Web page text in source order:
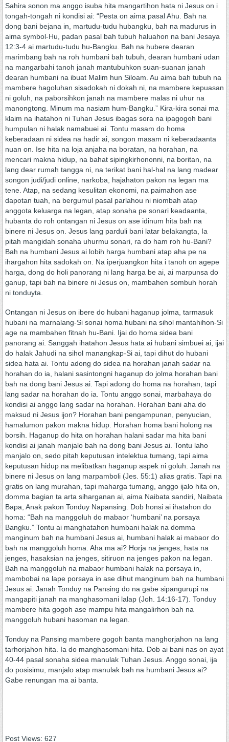
Sahira sonon ma anggo isuba hita mangartihon hata ni Jesus on i
tongah-tongah ni kondisi ai: “Pesta on aima pasal Ahu. Bah na
dong bani bejana in, martudu-tudu hubangku, bah na madurus in
aima symbol-Hu, padan pasal bah tubuh haluahon na bani Jesaya
12:3-4 ai martudu-tudu hu-Bangku. Bah na hubere dearan
marimbang bah na roh humbani bah tubuh, dearan humbani udan
na mangarbahi tanoh janah mantubuhkon suan-suanan janah
dearan humbani na ibuat Malim hun Siloam. Au aima bah tubuh na
mambere hagoluhan sisadokah ni dokah ni, na mambere kepuasan
ni goluh, na paborsihkon janah na mambere malas ni uhur na
manongtong. Minum ma nasiam hum-Bangku.” Kira-kira sonai ma
klaim na ihatahon ni Tuhan Jesus ibagas sora na ipagogoh bani
humpulan ni halak namabuei ai. Tontu masam do homa
keberadaan ni sidea na hadir ai, songon masam ni keberadaanta
nuan on. Ise hita na loja anjaha na boratan, na horahan, na
mencari makna hidup, na bahat sipingkirhononni, na boritan, na
lang dear rumah tangga ni, na terikat bani hal-hal na lang madear
songon judi/judi online, narkoba, hajahaton pakon na legan ma
tene. Atap, na sedang kesulitan ekonomi, na paimahon ase
dapotan tuah, na bergumul pasal parlahou ni niombah atap
anggota keluarga na legan, atap sonaha pe sonari keadaanta,
hubanta do roh ontangan ni Jesus on ase idinum hita bah na
binere ni Jesus on. Jesus lang parduli bani latar belakangta, Ia
pitah mangidah sonaha uhurmu sonari, ra do ham roh hu-Bani?
Bah na humbani Jesus ai lobih harga humbani atap aha pe na
ihargahon hita sadokah on. Na iperjuangkon hita i tanoh on agepe
harga, dong do holi panorang ni lang harga be ai, ai marpunsa do
ganup, tapi bah na binere ni Jesus on, mambahen sombuh horah
ni tonduyta.
Ontangan ni Jesus on ibere do hubani haganup jolma, tarmasuk
hubani na marnalang-Si sonai homa hubani na sihol mantahihon-Si
age na mambahen fitnah hu-Bani. Ijai do homa sidea bani
panorang ai. Sanggah ihatahon Jesus hata ai hubani simbuei ai, ijai
do halak Jahudi na sihol manangkap-Si ai, tapi dihut do hubani
sidea hata ai. Tontu adong do sidea na horahan janah sadar na
horahan do ia, halani sasintongni haganup do jolma horahan bani
bah na dong bani Jesus ai. Tapi adong do homa na horahan, tapi
lang sadar na horahan do ia. Tontu anggo sonai, marbahaya do
kondisi ai anggo lang sadar na horahan. Horahan bani aha do
maksud ni Jesus ijon? Horahan bani pengampunan, penyucian,
hamalumon pakon makna hidup. Horahan homa bani holong na
borsih. Haganup do hita on horahan halani sadar ma hita bani
kondisi ai janah manjalo bah na dong bani Jesus ai. Tontu laho
manjalo on, sedo pitah keputusan intelektua tumang, tapi aima
keputusan hidup na melibatkan haganup aspek ni goluh. Janah na
binere ni Jesus on lang marpamboli (Jes. 55:1) alias gratis. Tapi na
gratis on lang murahan, tapi maharga tumang, anggo ijalo hita on,
domma bagian ta arta siharganan ai, aima Naibata sandiri, Naibata
Bapa, Anak pakon Tonduy Napansing. Dob honsi ai ihatahon do
homa: “Bah na manggoluh do mabaor ‘humbani’ na porsaya
Bangku.” Tontu ai manghatahon humbani halak na domma
manginum bah na humbani Jesus ai, humbani halak ai mabaor do
bah na manggoluh homa. Aha ma ai? Horja na jenges, hata na
jenges, hasaksian na jenges, sitiruon na jenges pakon na legan.
Bah na manggoluh na mabaor humbani halak na porsaya in,
mambobai na lape porsaya in ase dihut manginum bah na humbani
Jesus ai. Janah Tonduy na Pansing do na gabe sipangurupi na
mangapiti janah na manghasomani lalap (Joh. 14:16-17). Tonduy
mambere hita gogoh ase mampu hita mangalirhon bah na
manggoluh hubani hasoman na legan.
Tonduy na Pansing mambere gogoh banta manghorjahon na lang
tarhorjahon hita. Ia do manghasomani hita. Dob ai bani nas on ayat
40-44 pasal sonaha sidea manulak Tuhan Jesus. Anggo sonai, ija
do posisimu, manjalo atap manulak bah na humbani Jesus ai?
Gabe renungan ma ai banta.
Post Views: 627